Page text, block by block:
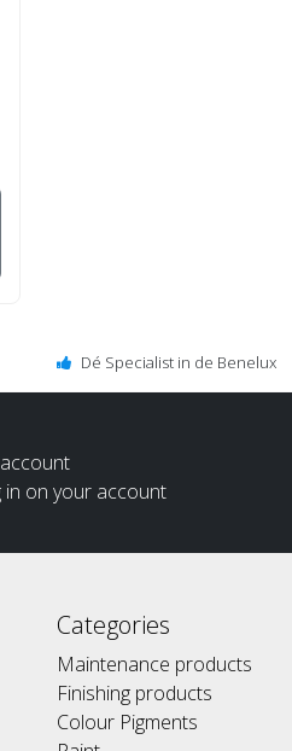
Dé Specialist in de Benelux
in on your account
Categories
Maintenance products
Finishing products
Colour Pigments